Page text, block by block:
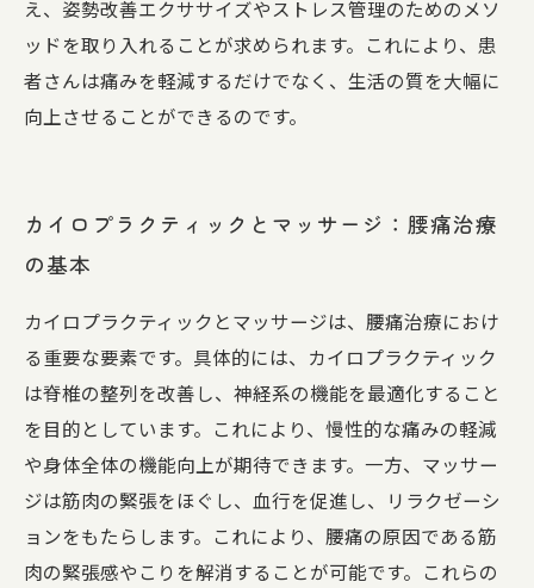
え、姿勢改善エクササイズやストレス管理のためのメソ
ッドを取り入れることが求められます。これにより、患
者さんは痛みを軽減するだけでなく、生活の質を大幅に
向上させることができるのです。
カイロプラクティックとマッサージ：腰痛治療
の基本
カイロプラクティックとマッサージは、腰痛治療におけ
る重要な要素です。具体的には、カイロプラクティック
は脊椎の整列を改善し、神経系の機能を最適化すること
を目的としています。これにより、慢性的な痛みの軽減
や身体全体の機能向上が期待できます。一方、マッサー
ジは筋肉の緊張をほぐし、血行を促進し、リラクゼーシ
ョンをもたらします。これにより、腰痛の原因である筋
肉の緊張感やこりを解消することが可能です。これらの